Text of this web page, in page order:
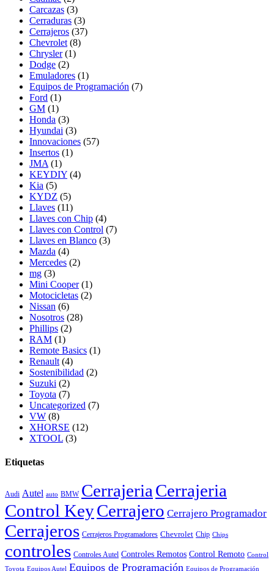
Carcazas (3)
Cerraduras (3)
Cerrajeros (37)
Chevrolet (8)
Chrysler (1)
Dodge (2)
Emuladores (1)
Equipos de Programación (7)
Ford (1)
GM (1)
Honda (3)
Hyundai (3)
Innovaciones (57)
Insertos (1)
JMA (1)
KEYDIY (4)
Kia (5)
KYDZ (5)
Llaves (11)
Llaves con Chip (4)
Llaves con Control (7)
Llaves en Blanco (3)
Mazda (4)
Mercedes (2)
mg (3)
Mini Cooper (1)
Motocicletas (2)
Nissan (6)
Nosotros (28)
Phillips (2)
RAM (1)
Remote Basics (1)
Renault (4)
Sostenibilidad (2)
Suzuki (2)
Toyota (7)
Uncategorized (7)
VW (8)
XHORSE (12)
XTOOL (3)
Etiquetas
Audi Autel auto BMW Cerrajeria Cerrajeria
Control KeyCerrajero Cerrajero Programador
Cerrajeros Cerrajeros Programadores Chevrolet Chip Chips
controles Controles Autel Controles Remotos Control Remoto Control
Toyota Equipos Autel Equipos de Programación Equipos de Programación